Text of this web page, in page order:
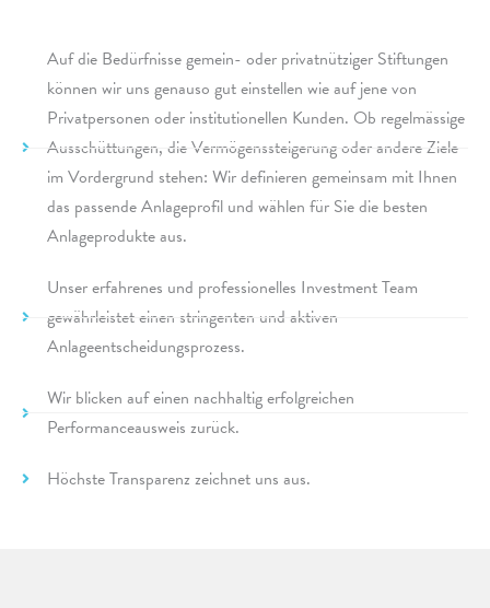
Auf die Bedürfnisse gemein- oder privat­nüt­zi­ger Stiftungen
können wir uns genauso gut einstel­len wie auf jene von
Privatpersonen oder insti­tu­tio­nel­len Kunden. Ob regel­mä­ssige
Ausschüttungen, die Vermögenssteigerung oder andere Ziele
im Vordergrund stehen: Wir defi­nie­ren gemein­sam mit Ihnen
das passende Anlageprofil und wählen für Sie die besten
Anlageprodukte aus.
Unser erfah­re­nes und profes­sio­nel­les Investment Team
gewähr­lei­stet einen strin­gen­ten und akti­ven
Anlageentscheidungsprozess.
Wir blicken auf einen nach­hal­tig erfolg­rei­chen
Performanceausweis zurück.
Höchste Transparenz zeich­net uns aus.